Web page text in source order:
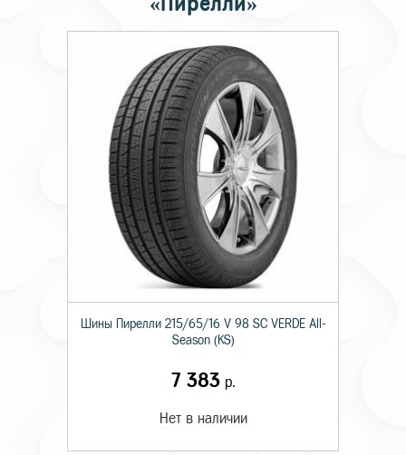
Шины Пирелли 215/65/16 V 98 SC VERDE All-
Season (KS)
7 383р.
Нет в наличии